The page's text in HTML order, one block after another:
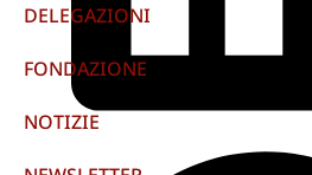
DELEGAZIONI
FONDAZIONE
NOTIZIE